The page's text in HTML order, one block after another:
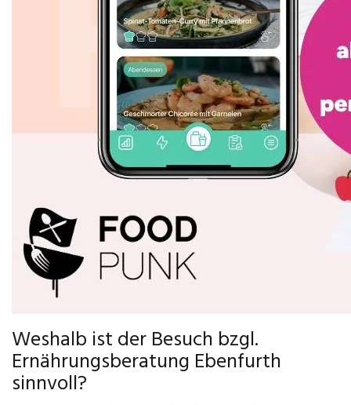
Weshalb ist der Besuch bzgl.
Ernährungsberatung Ebenfurth
sinnvoll?